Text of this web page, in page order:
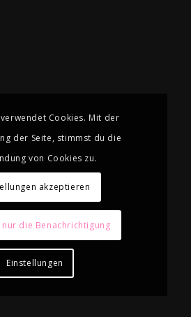
Cookies. Mit der
der Seite, stimmst du die
von Cookies zu.
akzeptieren
die Benachrichtigung
Einstellungen